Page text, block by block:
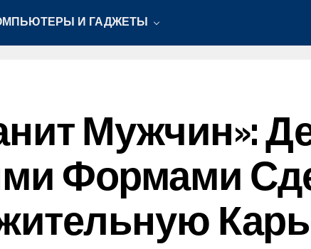
И ГАДЖЕТЫ
Мужчин»:
Формами